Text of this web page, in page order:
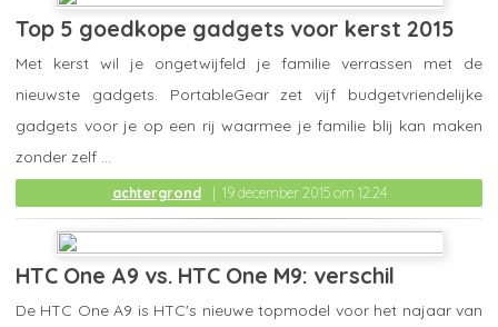
Top 5 goedkope gadgets voor kerst 2015
achtergrond 19 december 2015 om 12:24
Met kerst wil je ongetwijfeld je familie verrassen met de
nieuwste gadgets. PortableGear zet vijf budgetvriendelijke
gadgets voor je op een rij waarmee je familie blij kan maken
zonder zelf ...
HTC One A9 vs. HTC One M9: verschil
De HTC One A9 is HTC's nieuwe topmodel voor het najaar van